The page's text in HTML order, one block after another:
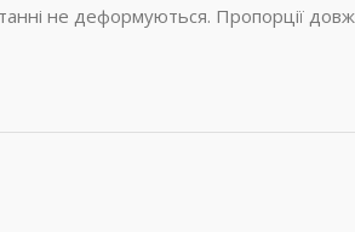
не деформуються. Пропорції